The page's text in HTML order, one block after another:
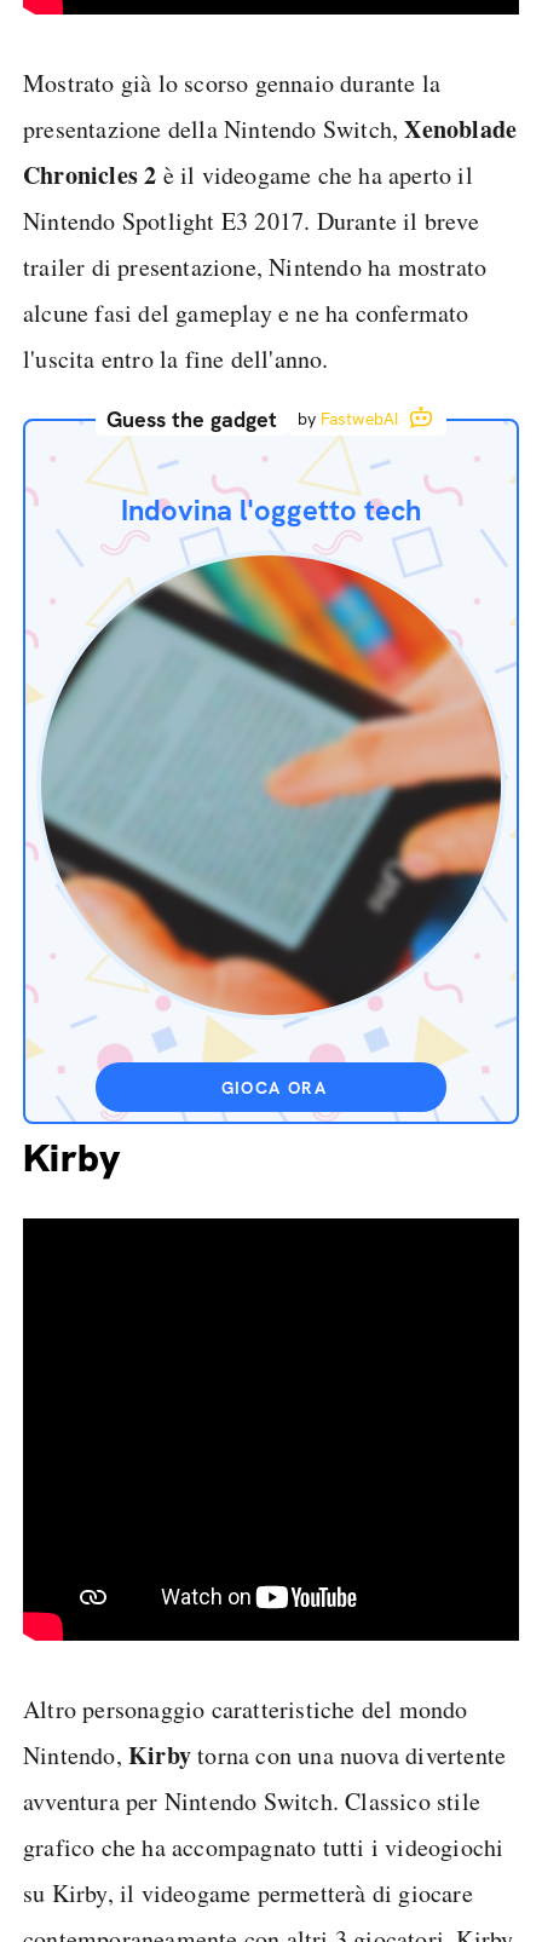
Mostrato già lo scorso gennaio durante la
presentazione della Nintendo Switch,Xenoblade
Chronicles 2 è il videogame che ha aperto il
Nintendo Spotlight E3 2017. Durante il breve
trailer di presentazione, Nintendo ha mostrato
alcune fasi del gameplay e ne ha confermato
l'uscita entro la fine dell'anno.
Guess the gadget by FastwebAI
Indovina l'oggetto tech
GIOCA ORA
Kirby
Altro personaggio caratteristiche del mondo
Nintendo, Kirbytorna con una nuova divertente
avventura per Nintendo Switch. Classico stile
grafico che ha accompagnato tutti i videogiochi
su Kirby, il videogame permetterà di giocare